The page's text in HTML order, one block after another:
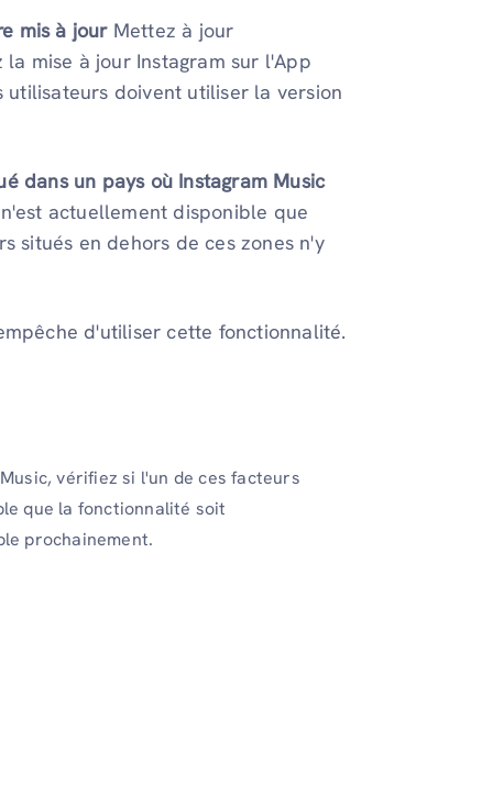
mis à jourMettez à jour
mise à jour Instagram sur l'App
utilisateurs doivent utiliser la version
dans un pays où Instagram Music
actuellement disponible que
situés en dehors de ces zones n'y
d'utiliser cette fonctionnalité.
vérifiez si l'un de ces facteurs
que la fonctionnalité soit
prochainement.